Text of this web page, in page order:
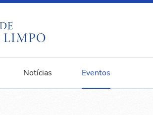
Notícias Eventos